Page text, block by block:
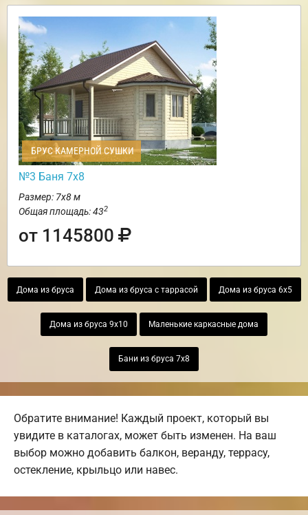
БРУС КАМЕРНОЙ СУШКИ
№3 Баня 7х8
Размер: 7х8 м
Общая площадь: 432
от 1145800
Дома из бруса Дома из бруса с таррасой Дома из бруса 6х5
Дома из бруса 9х10 Маленькие каркасные дома
Бани из бруса 7х8
Обратите внимание! Каждый проект, который вы
увидите в каталогах, может быть изменен. На ваш
выбор можно добавить балкон, веранду, террасу,
остекление, крыльцо или навес.